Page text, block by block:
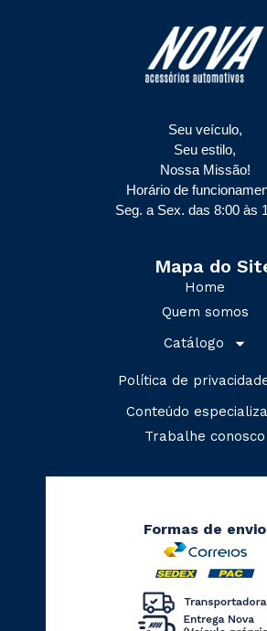
Seu veículo,
Seu estilo,
Nossa Missão!
Horário de
Seg. a Sex. das 8:00 às
Mapa do
Home
Quem somos
Catálogo
Política de
Conteúdo
Trabalhe conosco
Formas de envio